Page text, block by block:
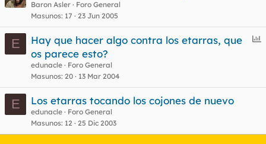
Baron Asler
Foro General
Masunos 17 23 Jun 2005
E
E
e
Hay que hacer algo contra los etarras, que
os parece esto?
edunacle
Foro General
Masunos 20 13 Mar 2004
E Los etarras tocando los cojones de nuevo
edunacle
Foro General
Masunos 12 25 Dic 2003